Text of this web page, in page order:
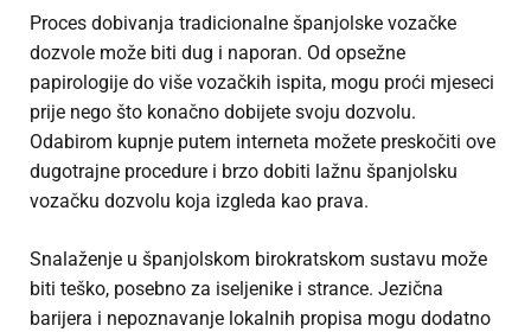
Proces dobivanja tradicionalne španjolske vozačke
dozvole može biti dug i naporan. Od opsežne
papirologije do više vozačkih ispita, mogu proći mjeseci
prije nego što konačno dobijete svoju dozvolu.
Odabirom kupnje putem interneta možete preskočiti ove
dugotrajne procedure i brzo dobiti lažnu španjolsku
vozačku dozvolu koja izgleda kao prava.
Snalaženje u španjolskom birokratskom sustavu može
biti teško, posebno za iseljenike i strance. Jezična
barijera i nepoznavanje lokalnih propisa mogu dodatno